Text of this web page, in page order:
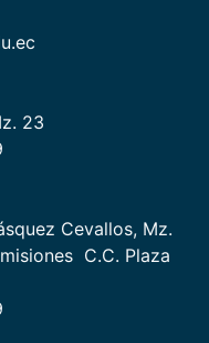
23
Cevallos, Mz.
C.C. Plaza